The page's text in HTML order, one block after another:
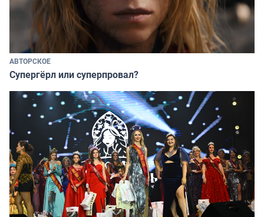
АВТОРСКОЕ
Супергёрл или суперпровал?